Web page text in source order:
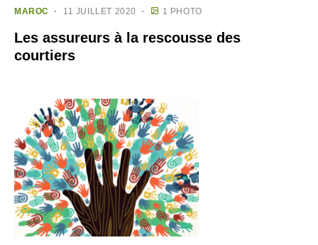
MAROC 11 JUILLET 2020 1 PHOTO
Les assureurs à la rescousse des
courtiers